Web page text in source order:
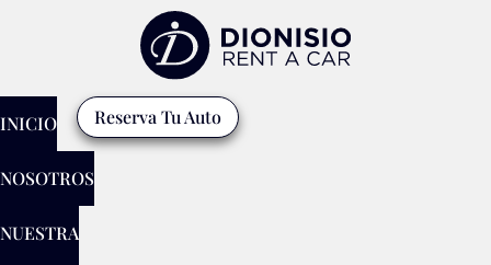
INICIO
NOSOTROS
NUESTRA
Reserva Tu Auto